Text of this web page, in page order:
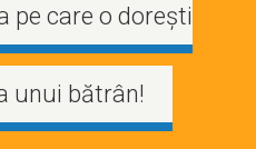
pe care o dorești
unui bătrân!